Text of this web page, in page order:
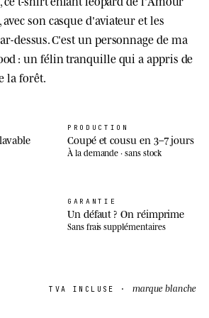
avec son casque d'aviateur et les
dessus. C'est un personnage de ma
: un félin tranquille qui a appris de
la forêt.
PRODUCTION
Coupé et cousu en 3–7 jours
À la demande · sans stock
GARANTIE
Un défaut ? On réimprime
Sans frais supplémentaires
TVA INCLUSE · marque blanche